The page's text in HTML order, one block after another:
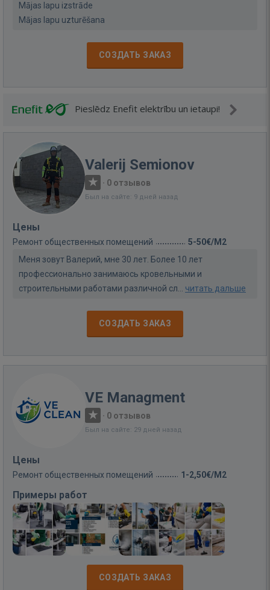
Mājas lapu izstrāde
Mājas lapu uzturēšana
СОЗДАТЬ ЗАКАЗ
Pieslēdz Enefit elektrību un ietaupi!
Valerij Semionov
· 0 отзывов
Был на сайте: 9 дней назад
Цены
Ремонт общественных помещений
5-50€/M2
Меня зовут Валерий, мне 30 лет. Более 10 лет
профессионально занимаюсь кровельными и
строительными работами различной сл... читать дальше
СОЗДАТЬ ЗАКАЗ
VE Managment
· 0 отзывов
Был на сайте: 29 дней назад
Цены
Ремонт общественных помещений 1-2,50€/M2
Примеры работ
СОЗДАТЬ ЗАКАЗ